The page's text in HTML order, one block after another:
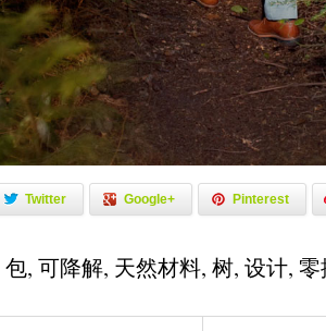
Twitter Google+ Pinterest
包, 可降解, 天然材料, 树, 设计,